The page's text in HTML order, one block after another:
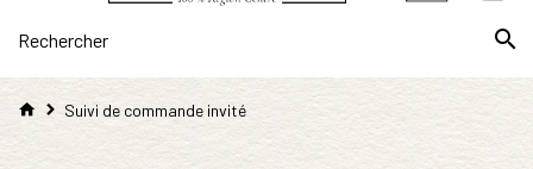
Suivi de commande invité